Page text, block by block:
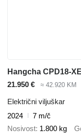
Hangcha CPD18-
21.950 €
≈ 42.920 KM
Električni viljuškar
2024
7 m/č
Nosivost 1.800 kg